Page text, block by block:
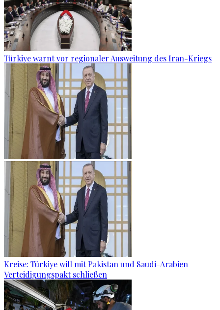
Türkiye warnt vor regionaler Ausweitung des Iran-Kriegs
Kreise: Türkiye will mit Pakistan und Saudi-Arabien
Verteidigungspakt schließen